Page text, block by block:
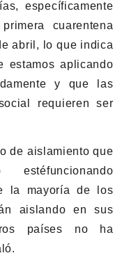
específicamente
cuarentena
abril, lo que indica
estamos aplicando
y que las
requieren ser
de aislamiento que
la mayoría de los
aislando en sus
países no ha